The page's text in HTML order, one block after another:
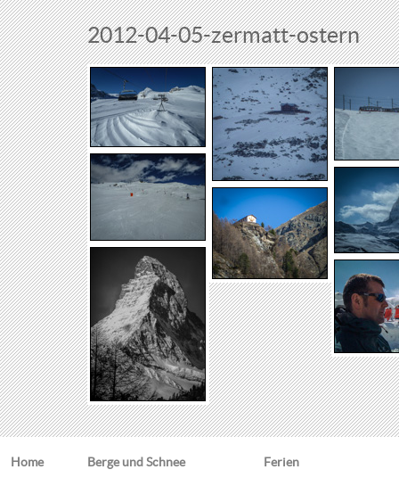
2012-04-05-zermatt-ostern
Home Berge und Schnee Ferien